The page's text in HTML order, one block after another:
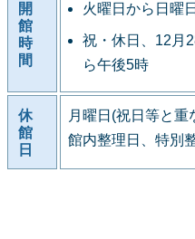
開
館
時
間
火曜日から日
祝・休日、12
ら午後5時
休
館
日
月曜日(祝日等と重
館内整理日、特別